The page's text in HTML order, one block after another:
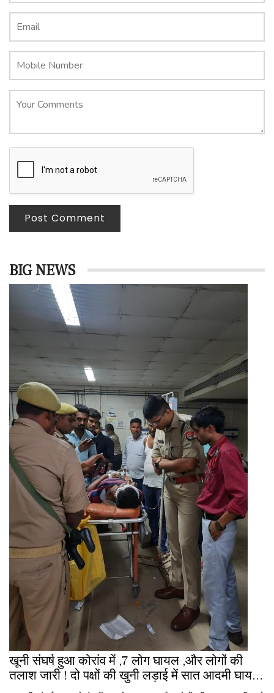
Post Comment
BIG NEWS
खूनी संघर्ष हुआ कोरांव में ,7 लोग घायल ,और लोगों की
तलाश जारी ! दो पक्षों की खुनी लड़ाई में सात आदमी घायल